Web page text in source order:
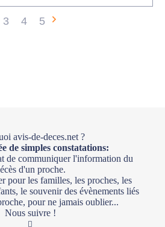
3 4 5
avis-de-deces.net ?
de simples constatations:
de communiquer l'information du
d'un proche.
pour les familles, les proches, les
le souvenir des évènements liés
pour ne jamais oublier...
Nous suivre !
Facebook